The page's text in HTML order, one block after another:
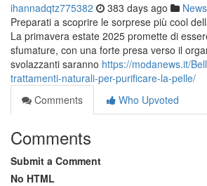
ihannadqtz775382 383 days ago News
Preparati a scoprire le sorprese più cool
La primavera estate 2025 promette di
sfumature, con una forte presa verso il
svolazzanti saranno https://modanews.it/
trattamenti-naturali-per-purificare-la-pelle/
Comments
Who Upvoted
Comments
Submit a Comment
No HTML